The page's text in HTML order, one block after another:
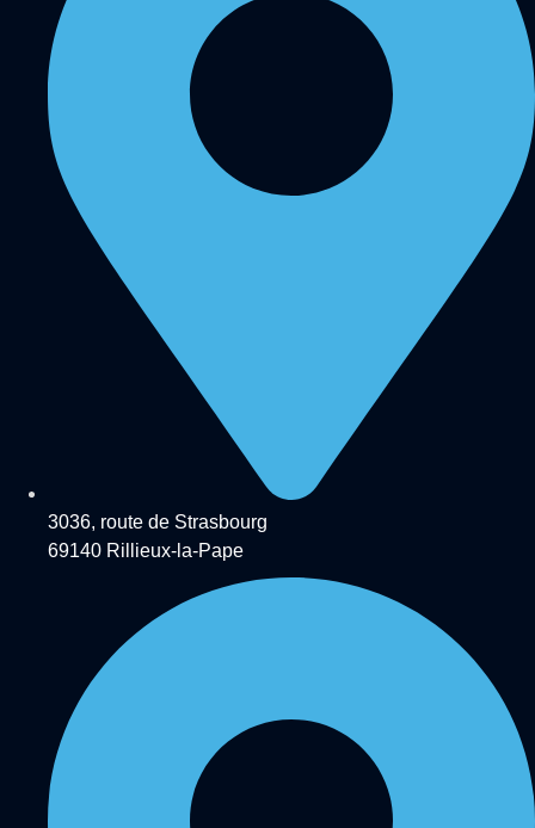
3036, route de Strasbourg
69140 Rillieux-la-Pape